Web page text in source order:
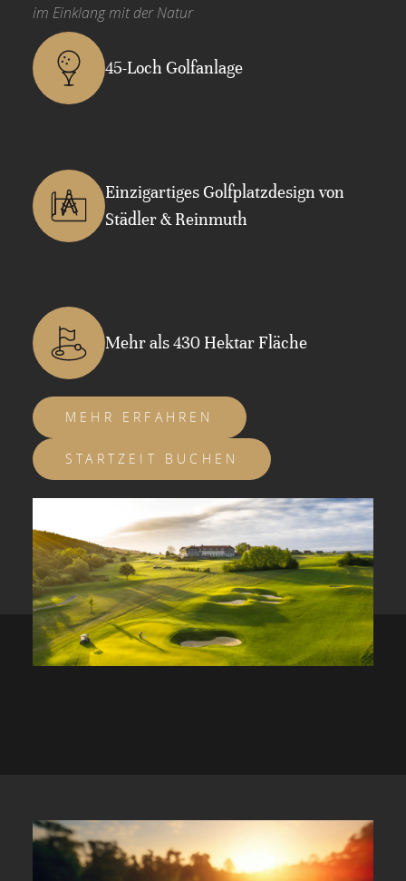
Golf finden Sie in unserem GolfOffice in der
GolfHütte. Ob Startzeiten, Equipment oder Mode,
Schnupperkurs oder Privatstunden: Kommen Sie
gern auf uns zu.
im Einklang mit der Natur
45-Loch Golfanlage
Einzigartiges Golfplatzdesign von
Städler & Reinmuth
Mehr als 430 Hektar Fläche
MEHR ERFAHREN
STARTZEIT BUCHEN